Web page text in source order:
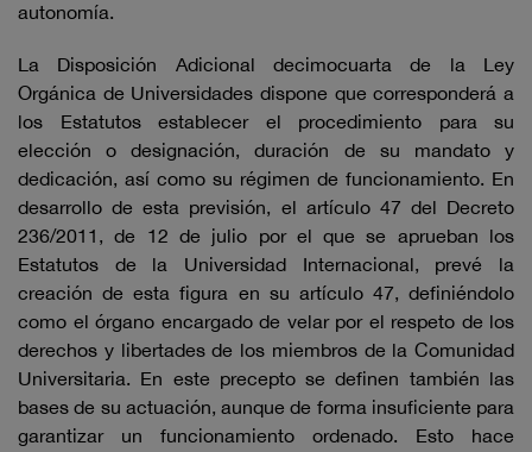
autonomía.
La Disposición Adicional decimocuarta de la Ley
Orgánica de Universidades dispone que corresponderá a
los Estatutos establecer el procedimiento para su
elección o designación, duración de su mandato y
dedicación, así como su régimen de funcionamiento. En
desarrollo de esta previsión, el artículo 47 del Decreto
236/2011, de 12 de julio por el que se aprueban los
Estatutos de la Universidad Internacional, prevé la
creación de esta figura en su artículo 47, definiéndolo
como el órgano encargado de velar por el respeto de los
derechos y libertades de los miembros de la Comunidad
Universitaria. En este precepto se definen también las
bases de su actuación, aunque de forma insuficiente para
garantizar un funcionamiento ordenado. Esto hace